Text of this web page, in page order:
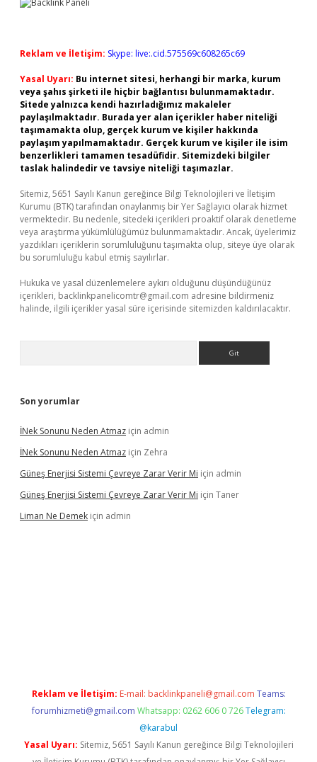
Reklam ve İletişim: Skype: live:.cid.575569c608265c69
Yasal Uyarı: Bu internet sitesi, herhangi bir marka, kurum
veya şahıs şirketi ile hiçbir bağlantısı bulunmamaktadır.
Sitede yalnızca kendi hazırladığımız makaleler
paylaşılmaktadır. Burada yer alan içerikler haber niteliği
taşımamakta olup, gerçek kurum ve kişiler hakkında
paylaşım yapılmamaktadır. Gerçek kurum ve kişiler ile isim
benzerlikleri tamamen tesadüfidir. Sitemizdeki bilgiler
taslak halindedir ve tavsiye niteliği taşımazlar.
Sitemiz, 5651 Sayılı Kanun gereğince Bilgi Teknolojileri ve İletişim
Kurumu (BTK) tarafından onaylanmış bir Yer Sağlayıcı olarak hizmet
vermektedir. Bu nedenle, sitedeki içerikleri proaktif olarak denetleme
veya araştırma yükümlülüğümüz bulunmamaktadır. Ancak, üyelerimiz
yazdıkları içeriklerin sorumluluğunu taşımakta olup, siteye üye olarak
bu sorumluluğu kabul etmiş sayılırlar.
Hukuka ve yasal düzenlemelere aykırı olduğunu düşündüğünüz
içerikleri, backlinkpanelicomtr@gmail.com adresine bildirmeniz
halinde, ilgili içerikler yasal süre içerisinde sitemizden kaldırılacaktır.
Son yorumlar
İNek Sonunu Neden Atmaz için admin
İNek Sonunu Neden Atmaz için Zehra
Güneş Enerjisi Sistemi Çevreye Zarar Verir Mi için admin
Güneş Enerjisi Sistemi Çevreye Zarar Verir Mi için Taner
Liman Ne Demek için admin
Reklam ve İletişim: E-mail: backlinkpaneli@gmail.com Teams:
forumhizmeti@gmail.com Whatsapp: 0262 606 0 726 Telegram:
@karabul
Yasal Uyarı: Sitemiz, 5651 Sayılı Kanun gereğince Bilgi Teknolojileri